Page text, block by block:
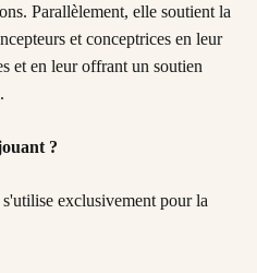
Parallèlement, elle soutient la
et conceptrices en leur
et en leur offrant un soutien
?
exclusivement pour la